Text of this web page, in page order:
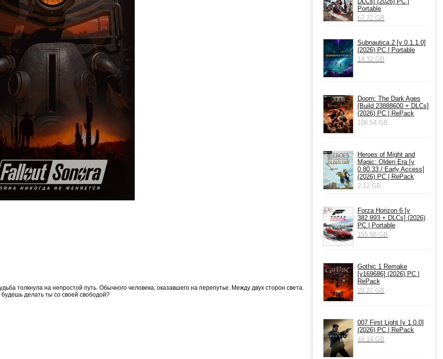
толкнула на непростой путь. Обычного человека, оказавшего на перепутье. Между двух сторон света.
делать ты со своей свободой?
Portable
67.72 GB
Subnautica 2 [v 0.1.1.0]
(2026) PC | Portable
14.32 GB
Doom: The Dark Ages
[Build 23888600 + DLCs]
(2026) PC | RePack
106.54 GB
Heroes of Might and
Magic: Olden Era [v
0.80.33 / Early Access]
(2026) PC | RePack
2.12 GB
Forza Horizon 6 [v
382.893 + DLCs] (2026)
PC | Portable
155.68 GB
Gothic 1 Remake
[v169686] (2026) PC |
RePack
29.27 GB
007 First Light [v 1.0.0]
(2026) PC | RePack
44.14 GB